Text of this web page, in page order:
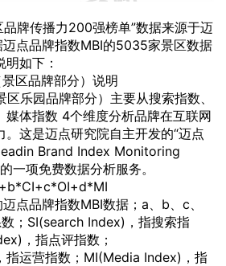
牌传播力200强榜单”数据来源于迈
迈点品牌指数MBI的5035家景区数据
如下：
区品牌部分）说明
乐园品牌部分）主要从搜索指数、
媒体指数 4个维度分析品牌在互联网
这是迈点研究院自主开发的“迈点
Brand Index Monitoring
一项免费数据分析服务。
点品牌指数MBI数据；a、b、c、
；SI(search Index)，指搜索指
，指点评指数；
运营指数；MI(Media Index)，指